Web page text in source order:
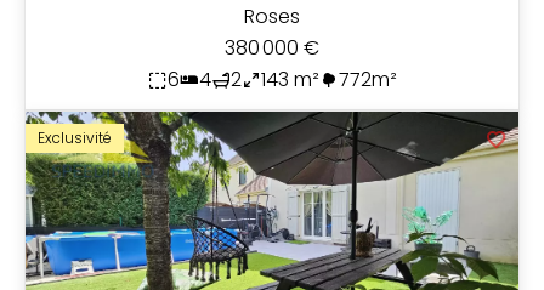
Roses
380 000 €
6
4 2 143 m² 772m²
Exclusivité